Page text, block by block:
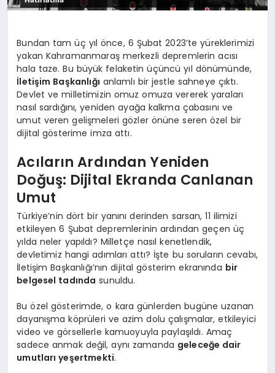
Bundan tam üç yıl önce, 6 Şubat 2023’te yüreklerimizi
yakan Kahramanmaraş merkezli depremlerin acısı
hala taze. Bu büyük felaketin üçüncü yıl dönümünde,
İletişim Başkanlığı anlamlı bir jestle sahneye çıktı.
Devlet ve milletimizin omuz omuza vererek yaraları
nasıl sardığını, yeniden ayağa kalkma çabasını ve
umut veren gelişmeleri gözler önüne seren özel bir
dijital gösterime imza attı.
Acıların Ardından Yeniden
Doğuş: Dijital Ekranda Canlanan
Umut
Türkiye’nin dört bir yanını derinden sarsan, 11 ilimizi
etkileyen 6 Şubat depremlerinin ardından geçen üç
yılda neler yapıldı? Milletçe nasıl kenetlendik,
devletimiz hangi adımları attı? İşte bu soruların cevabı,
İletişim Başkanlığı’nın dijital gösterim ekranında bir
belgesel tadında sunuldu.
Bu özel gösterimde, o kara günlerden bugüne uzanan
dayanışma köprüleri ve azim dolu çalışmalar, etkileyici
video ve görsellerle kamuoyuyla paylaşıldı. Amaç
sadece anmak değil, aynı zamanda geleceğe dair
umutları yeşertmekti.